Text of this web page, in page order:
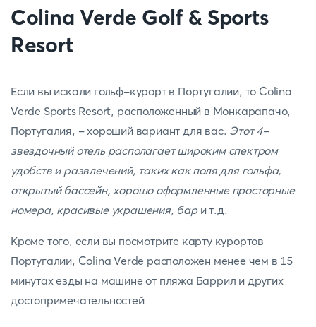
Colina Verde Golf & Sports
Resort
Если вы искали гольф-курорт в Португалии, то Colina
Verde Sports Resort, расположенный в Монкарапачо,
Португалия, - хороший вариант для вас. Этот 4-
звездочный отель располагает широким спектром
удобств и развлечений, таких как поля для гольфа,
открытый бассейн, хорошо оформленные просторные
номера, красивые украшения, бари т.д.
Кроме того, если вы посмотрите карту курортов
Португалии, Colina Verde расположен менее чем в 15
минутах езды на машине от пляжа Баррил и других
достопримечательностей